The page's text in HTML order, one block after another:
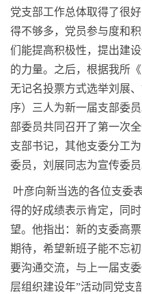
党支部工作总体取得了很
得不够多，党员参与度和
们能提高积极性，提出建
的力量。之后，根据我所
无记名投票方式选举刘展
序）三人为新一届支部委
部委员共同召开了第一次
支部书记，其他支委分工
委员，刘展同志为宣传委员
叶彦向新当选的各位支委
得的好成绩表示肯定，同
望。他指出：新的支委高
期待，希望新班子能不忘
要沟通交流，与上一届支
层组织建设年”活动同党支